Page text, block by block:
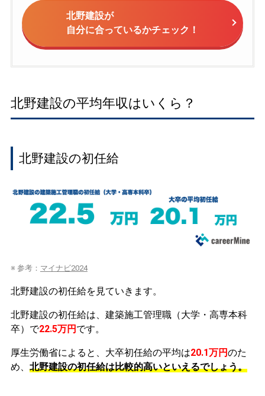
北野建設が
自分に合っているかチェック！
北野建設の平均年収はいくら？
北野建設の初任給
※ 参考： マイナビ2024
北野建設の初任給を見ていきます。
北野建設の初任給は、建築施工管理職（大学・高専本科
卒）で22.5万円 です。
厚生労働省によると、大卒初任給の平均は20.1万円のた
め、 北野建設の初任給は比較的高いといえるでしょう。